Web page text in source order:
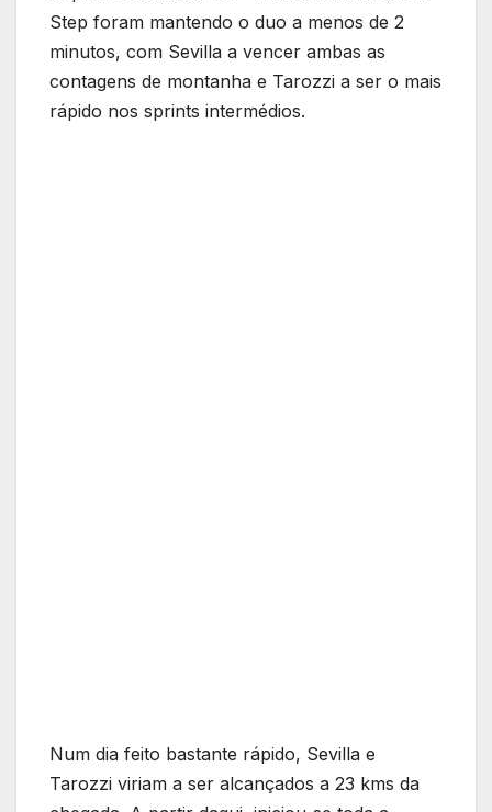
Step foram mantendo o duo a menos de 2
minutos, com Sevilla a vencer ambas as
contagens de montanha e Tarozzi a ser o mais
rápido nos sprints intermédios.
Num dia feito bastante rápido, Sevilla e
Tarozzi viriam a ser alcançados a 23 kms da